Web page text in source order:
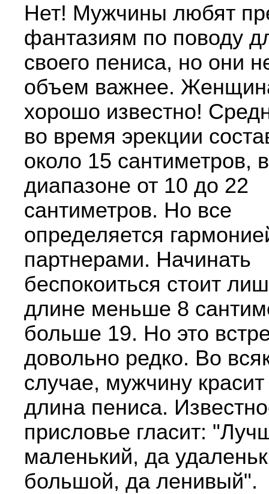
Нет! Мужчины любят
фантазиям по поводу
своего пениса, но они
объем важнее.
хорошо известно!
во время эрекции
около 15 сантиметров, в
диапазоне от 10 до 22
сантиметров. Но все
определяется
партнерами. Начинать
беспокоиться стоит
длине меньше 8
больше 19. Но это
довольно редко. Во
случае, мужчину
длина пениса.
присловье гласит:
маленький, да
большой, да ленивый".